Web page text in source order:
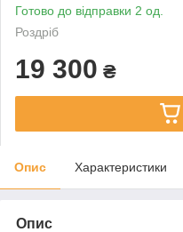
Готово до відправки 2 од.
Роздріб
19 300 ₴
Опис Характеристики
Опис